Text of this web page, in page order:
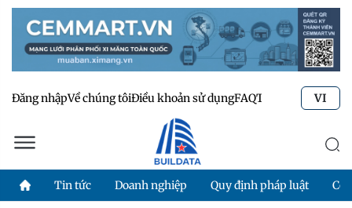
Đăng nhậpVề chúng tôiĐiều khoản sử dụngFAQTư vấn kỹ thuật
VI
Tin tức Doanh nghiệp Quy định pháp luật